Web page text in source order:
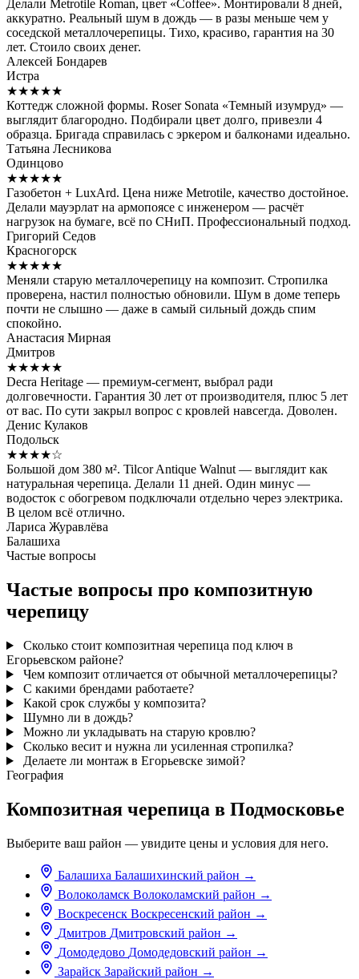
Делали Metrotile Roman, цвет «Coffee». Монтировали 8 дней,
аккуратно. Реальный шум в дождь — в разы меньше чем у
соседской металлочерепицы. Тихо, красиво, гарантия на 30
лет. Стоило своих денег.
Алексей Бондарев
Истра
★★★★★
Коттедж сложной формы. Roser Sonata «Темный изумруд» —
выглядит благородно. Подбирали цвет долго, привезли 4
образца. Бригада справилась с эркером и балконами идеально.
Татьяна Лесникова
Одинцово
★★★★★
Газобетон + LuxArd. Цена ниже Metrotile, качество достойное.
Делали мауэрлат на армопоясе с инженером — расчёт
нагрузок на бумаге, всё по СНиП. Профессиональный подход.
Григорий Седов
Красногорск
★★★★★
Меняли старую металлочерепицу на композит. Стропилка
проверена, настил полностью обновили. Шум в доме теперь
почти не слышно — даже в самый сильный дождь спим
спокойно.
Анастасия Мирная
Дмитров
★★★★★
Decra Heritage — премиум-сегмент, выбрал ради
долговечности. Гарантия 30 лет от производителя, плюс 5 лет
от вас. По сути закрыл вопрос с кровлей навсегда. Доволен.
Денис Кулаков
Подольск
★★★★☆
Большой дом 380 м². Tilcor Antique Walnut — выглядит как
натуральная черепица. Делали 11 дней. Один минус —
водосток с обогревом подключали отдельно через электрика.
В целом всё отлично.
Лариса Журавлёва
Балашиха
Частые вопросы
Частые вопросы про композитную
черепицу
Сколько стоит композитная черепица под ключ в
Егорьевском районе?
Чем композит отличается от обычной металлочерепицы?
С какими брендами работаете?
Какой срок службы у композита?
Шумно ли в дождь?
Можно ли укладывать на старую кровлю?
Сколько весит и нужна ли усиленная стропилка?
Делаете ли монтаж в Егорьевске зимой?
География
Композитная черепица в Подмосковье
Выберите ваш район — увидите цены и условия для него.
Балашиха Балашихинский район →
Волоколамск Волоколамский район →
Воскресенск Воскресенский район →
Дмитров Дмитровский район →
Домодедово Домодедовский район →
Зарайск Зарайский район →